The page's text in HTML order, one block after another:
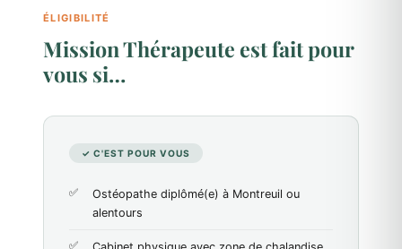
ÉLIGIBILITÉ
Mission Thérapeute est fait pour
vous si…
✓ C'EST POUR VOUS
Ostéopathe diplômé(e) à Montreuil ou
alentours